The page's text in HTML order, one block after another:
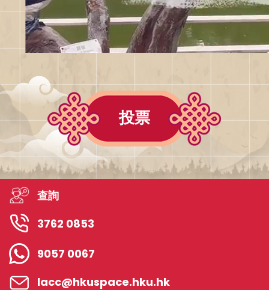
投票
查詢
3762 0853
9057 0067
lacc@hkuspace.hku.hk